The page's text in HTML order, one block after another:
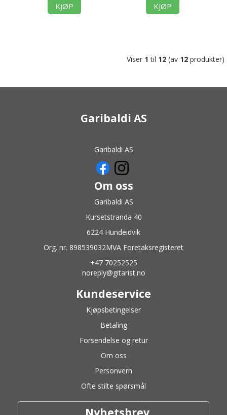
KJØP KJØP
Viser 1 til 12 (av 12 produkter)
Garibaldi AS
Garibaldi AS
Om oss
Garibaldi AS
Kursetstranda 40
6224 Hundeidvik
Org. nr. 898539032MVA Foretaksregisteret
+47 70252525
noreply@gitarist.no
Kundeservice
Kjøpsbetingelser
Betaling
Forsendelse og retur
Om oss
Personvern
Ofte stilte spørsmål